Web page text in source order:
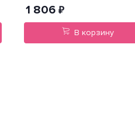
1 806₽
В корзину